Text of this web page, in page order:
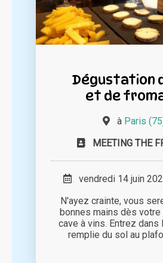
Dégustation
et de
à Paris
MEETING THE
vendredi 14 juin
N'ayez crainte, vous
bonnes mains dès votre
cave à vins. Entrez dans
remplie du sol au